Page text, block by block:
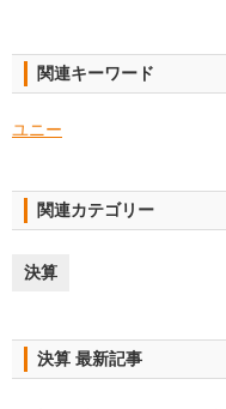
関連キーワード
ユニー
関連カテゴリー
決算
決算 最新記事